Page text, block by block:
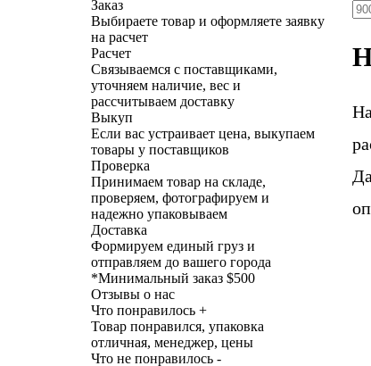
Заказ
Выбираете товар и оформляете заявку
на расчет
Расчет
Связываемся с поставщиками,
уточняем наличие, вес и
рассчитываем доставку
Выкуп
Если вас устраивает цена, выкупаем
товары у поставщиков
Проверка
Принимаем товар на складе,
проверяем, фотографируем и
надежно упаковываем
Доставка
Формируем единый груз и
отправляем до вашего города
*Минимальный заказ $500
Отзывы о нас
Что понравилось +
Товар понравился, упаковка
отличная, менеджер, цены
Что не понравилось -